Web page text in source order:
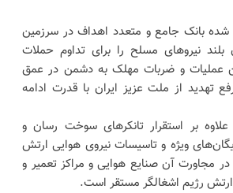
شده بانک جامع و متعدد اهداف در سرزمین
نیروهای مسلح را برای تداوم حملات
عملیات و ضربات مهلک به دشمن در عمق
تهدید از ملت عزیز ایران با قدرت ادامه
علاوه بر استقرار تانکرهای سوخت رسان و
ویژه و تاسیسات نیروی هوایی ارتش
مجاورت آن صنایع هوایی و مراکز تعمیر و
رژیم اشغالگر مستقر است.